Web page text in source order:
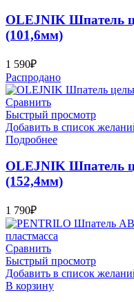
OLEJNIK Шпатель
(101,6мм)
1 590₽
Распродано
Сравнить
Быстрый просмотр
Добавить в список
Подробнее
OLEJNIK Шпатель
(152,4мм)
1 790₽
Сравнить
Быстрый просмотр
Добавить в список
В корзину